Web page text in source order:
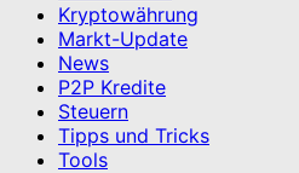
Kryptowährung
Markt-Update
News
P2P Kredite
Steuern
Tipps und Tricks
Tools